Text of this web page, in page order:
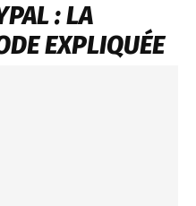
: LA
EXPLIQUÉE